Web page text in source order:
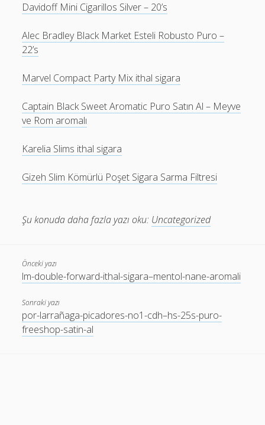
Davidoff Mini Cigarillos Silver – 20’s
Alec Bradley Black Market Esteli Robusto Puro –
22’s
Marvel Compact Party Mix ithal sigara
Captain Black Sweet Aromatic Puro Satın Al – Meyve
ve Rom aromalı
Karelia Slims ithal sigara
Gizeh Slim Kömürlü Poşet Sigara Sarma Filtresi
Şu konuda daha fazla yazı oku: Uncategorized
Önceki yazı
lm-double-forward-ithal-sigara–mentol-nane-aromali
Sonraki yazı
por-larrañaga-picadores-no1-cdh–hs-25s-puro-
freeshop-satin-al